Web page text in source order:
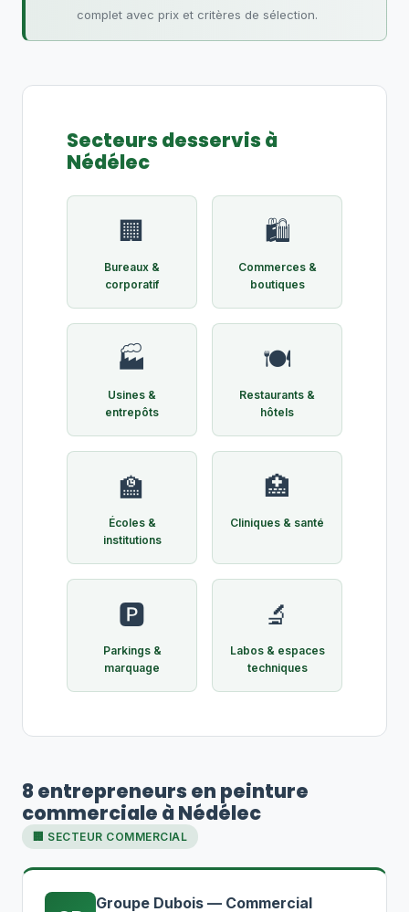
complet avec prix et critères de sélection.
Secteurs desservis à
Nédélec
🏢
Bureaux &
corporatif
🛍️
Commerces &
boutiques
🏭
Usines &
entrepôts
🍽️
Restaurants &
hôtels
🏫
Écoles &
institutions
🏥
Cliniques & santé
🅿️
Parkings &
marquage
🔬
Labos & espaces
techniques
8 entrepreneurs en peinture
commerciale à Nédélec
🏢 SECTEUR COMMERCIAL
Groupe Dubois — Commercial